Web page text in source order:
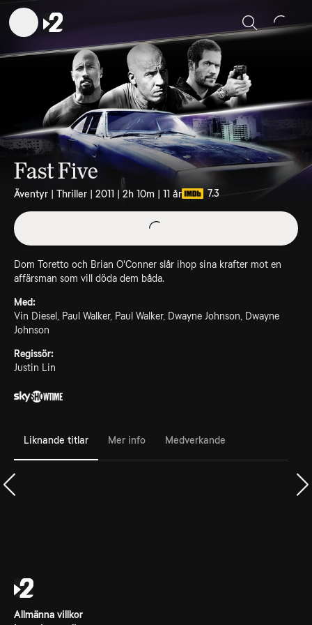
Sök
Fast Five
Äventyr | Thriller | 2011 | 2h 10m | 11 år 7.3
Dom Toretto och Brian O'Conner slår ihop sina krafter mot en
affärsman som vill döda dem båda.
Med:
Vin Diesel, Paul Walker, Paul Walker, Dwayne Johnson, Dwayne
Johnson
Regissör:
Justin Lin
Liknande titlar Mer info Medverkande
Allmänna villkor